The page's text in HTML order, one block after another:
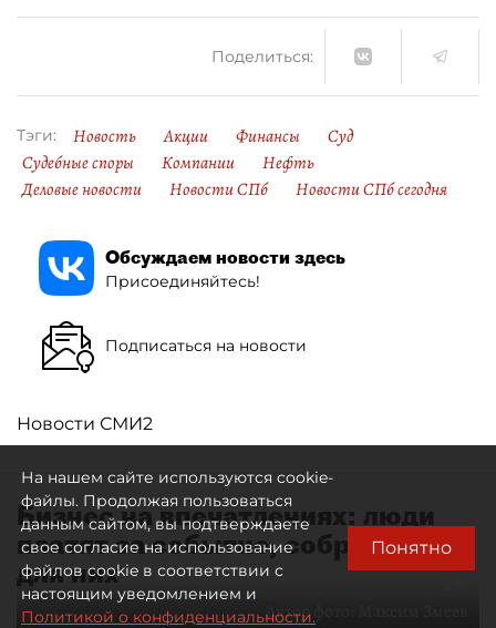
Поделиться:
Тэги: Новость Акции Финансы
Суд
Судебные споры
Компании
Нефть
Деловые новости
Новости СПб Новости СПб сегодня
Обсуждаем новости здесь
Присоединяйтесь!
Подписаться на новости
Новости СМИ2
Бизнес на впечатлениях: люди
платят за событие, собранное
для них
Автор фото:
На нашем сайте используются cookie-
файлы. Продолжая пользоваться
данным сайтом, вы подтверждаете
свое согласие на использование
файлов cookie в соответствии с
настоящим уведомлением и
Политикой о конфиденциальности.
Понятно